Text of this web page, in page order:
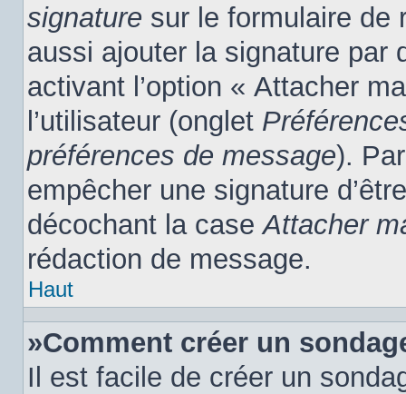
signature sur le formulaire de
aussi ajouter la signature par
activant l’option « Attacher
l’utilisateur (onglet
préférences de message).
empêcher une signature
décochant la caseAttacher
rédaction de message.
Haut
»Comment créer un
Il est facile de créer un